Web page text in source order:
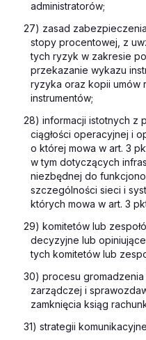
administratorów;
27) zasad
stopy procentowej, z
tych ryzyk w zakresie
przekazanie wykazu
ryzyka oraz kopii umów
instrumentów;
28) informacji istotnych z
ciągłości operacyjnej i
o której mowa w art. 3
w tym dotyczących
niezbędnej do
szczególności sieci i
których mowa w art. 3
29) komitetów lub
decyzyjne lub
tych komitetów lub
30) procesu
zarządczej i
zamknięcia ksiąg
31) strategii